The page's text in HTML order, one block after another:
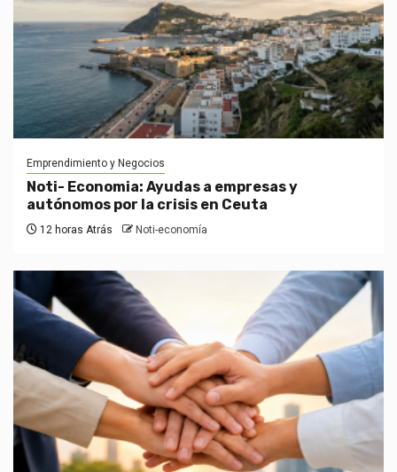
Emprendimiento y Negocios
Noti- Economia: Ayudas a empresas y
autónomos por la crisis en Ceuta
12 horas Atrás Noti-economía